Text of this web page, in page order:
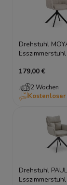
Drehstuhl
Armlehnenstuhl
179,00 €
2 Wochen
Kostenloser
Drehstuhl